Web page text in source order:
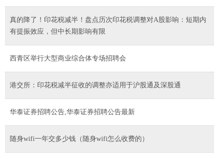
真的降了！印花税减半！盘点历次印花税调整对A股影响：短期内
有提振效应，但中长期影响有限
西青区举行大型商业综合体专场招聘会
港交所：印花税减半征收的调整亦适用于沪股通及深股通
华泰证券招聘公告,华泰证券招聘公告最新
随身wifi一年交多少钱（随身wifi怎么收费的）